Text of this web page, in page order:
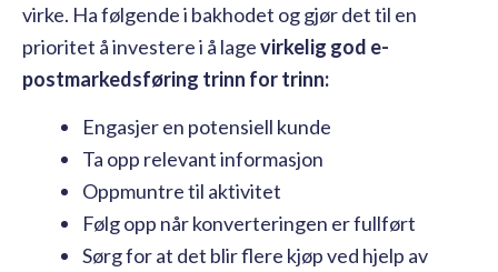
virke. Ha følgende i bakhodet og gjør det til en
prioritet å investere i å lagevirkelig god e-
postmarkedsføring trinn for trinn:
Engasjer en potensiell kunde
Ta opp relevant informasjon
Oppmuntre til aktivitet
Følg opp når konverteringen er fullført
Sørg for at det blir flere kjøp ved hjelp av